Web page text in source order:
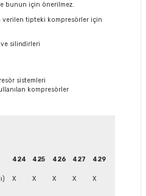
bunun için önerilmez.
verilen tipteki kompresörler için
silindirleri
sistemleri
kompresörler
424 425 426 427 429
X X X X X